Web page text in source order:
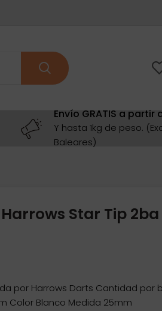
Envío GRATIS a
Y hasta 1kg de peso.
Baleares)
Star Tip
por Harrows Darts Cantidad por
Color Blanco Medida 25mm